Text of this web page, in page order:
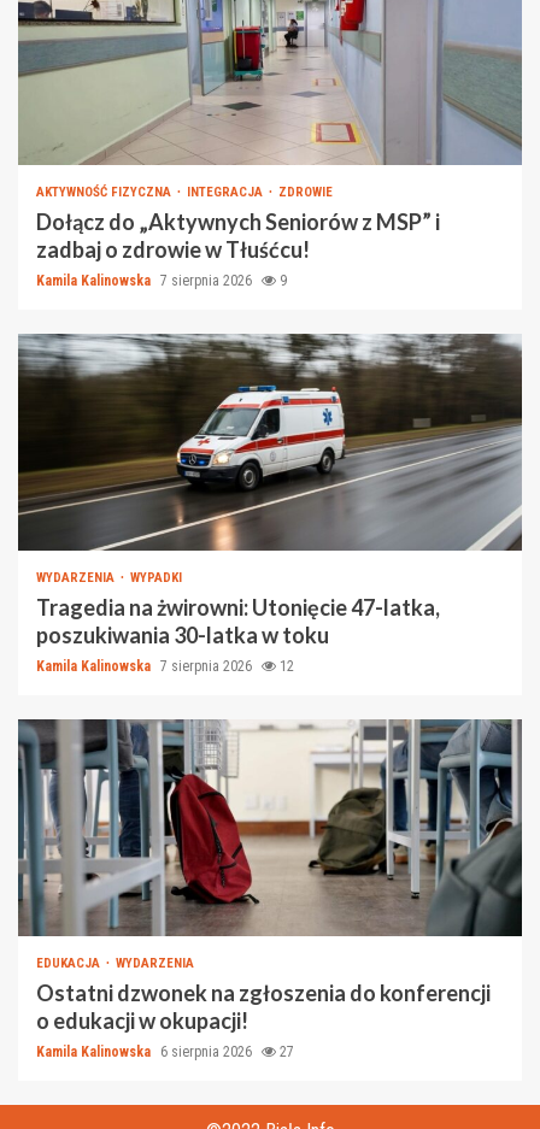
AKTYWNOŚĆ FIZYCZNA INTEGRACJA ZDROWIE
Dołącz do „Aktywnych Seniorów z MSP” i
zadbaj o zdrowie w Tłuśćcu!
Kamila Kalinowska 7 sierpnia 2026 9
WYDARZENIA WYPADKI
Tragedia na żwirowni: Utonięcie 47-latka,
poszukiwania 30-latka w toku
Kamila Kalinowska 7 sierpnia 2026 12
EDUKACJA WYDARZENIA
Ostatni dzwonek na zgłoszenia do konferencji
o edukacji w okupacji!
Kamila Kalinowska 6 sierpnia 2026 27